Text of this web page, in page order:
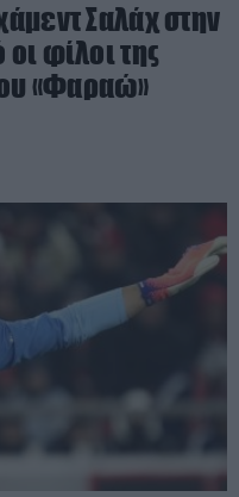
Σαλάχ στην
φίλοι της
«Φαραώ»